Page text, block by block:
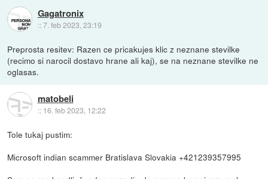
Gagatronix
::7. feb 2023, 23:19
Preprosta resitev: Razen ce pricakujes klic z neznane stevilke
(recimo si narocil dostavo hrane ali kaj), se na neznane stevilke ne
oglasas.
matobeli
:: 16. feb 2023, 12:22
Tole tukaj pustim:
Microsoft indian scammer Bratislava Slovakia +421239357995